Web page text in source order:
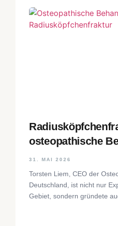
osteopathische
Schritt für Schritt
31. MAI 2026
Torsten Liem, CEO der
Deutschland, ist nicht nur
Gebiet, sondern gründete